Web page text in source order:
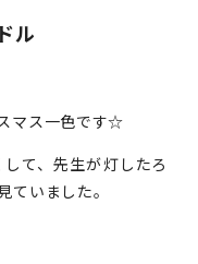
ル
マス一色です☆
て、先生が灯したろ
ていました。